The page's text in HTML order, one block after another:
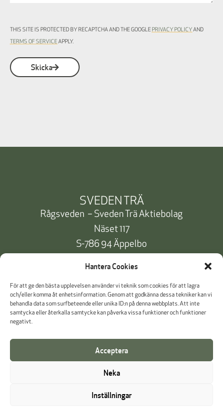
Hantera Cookies
För att ge den bästa upplevelsen använder vi teknik som cookies för att lagra
och/eller komma åt enhetsinformation. Genom att godkänna dessa tekniker kan vi
behandla data som surfbeteende eller unika ID:n på denna webbplats. Att inte
samtycka eller återkalla samtycke kan påverka vissa funktioner och funktioner
negativt.
Acceptera
Neka
Inställningar
THIS SITE IS PROTECTED BY RECAPTCHA AND THE GOOGLE PRIVACY POLICY AND
TERMS OF SERVICEAPPLY.
Skicka
SVEDEN TRÄ
Rågsveden – Sveden Trä Aktiebolag
Näset 117
S-786 94 Äppelbo